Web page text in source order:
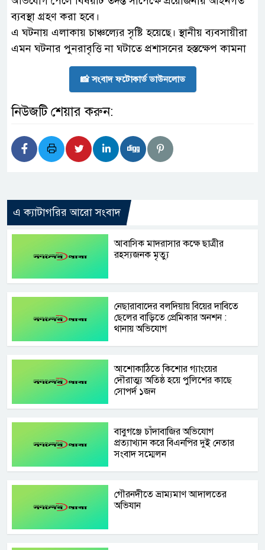
ব্যবস্থা গ্রহণ করা হবে।
এ ঘটনায় এলাকায় চাঞ্চল্যের সৃষ্টি হয়েছে। স্থানীয় ব্যবসায়ীরা
এমন ঘটনার পুনরাবৃত্তি না ঘটাতে প্রশাসনের হস্তক্ষেপ কামনা
📸 সংবাদ ফটোকার্ড ডাউনলোড
নিউজটি শেয়ার করুন:
এ ক্যাটাগরির আরো সংবাদ
আবাসিক মাদরাসার কক্ষে ছাত্রীর
রহস্যজনক মৃত্যু
নেছারাবাদের বলদিয়ায় বিয়ের দাবিতে
ছেলের বাড়িতে প্রেমিকার অনশন :
থানায় অভিযোগ
আশোকাঠিতে কিশোর গ্যাংয়ের
দৌরাত্ম্য অতিষ্ঠ হয়ে পুলিশের কাছে
সোপর্দ ১জন
বাবুগঞ্জে চাঁদাবাজির অভিযোগ
প্রত্যাখ্যান করে বিএনপির দুই নেতার
সংবাদ সম্মেলন
গৌরনদীতে ভ্রাম্যমাণ আদালতের
অভিযান